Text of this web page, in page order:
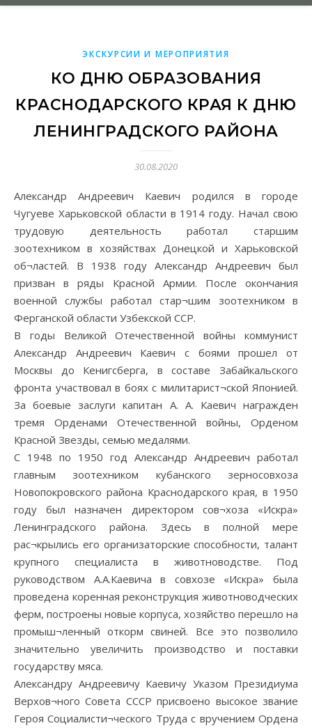
ЭКСКУРСИИ И МЕРОПРИЯТИЯ
КО ДНЮ ОБРАЗОВАНИЯ
КРАСНОДАРСКОГО КРАЯ К ДНЮ
ЛЕНИНГРАДСКОГО РАЙОНА
30.08.2020
Александр Андреевич Каевич родился в городе
Чугуеве Харьковской области в 1914 году. Начал свою
трудовую деятельность работал старшим
зоотехником в хозяйствах Донецкой и Харьковской
об¬ластей. В 1938 году Александр Андреевич был
призван в ряды Красной Армии. После окончания
военной службы работал стар¬шим зоотехником в
Ферганской области Узбекской ССР.
В годы Великой Отечественной войны коммунист
Александр Андреевич Каевич с боями прошел от
Москвы до Кенигсберга, в составе Забайкальского
фронта участвовал в боях с милитарист¬ской Японией.
За боевые заслуги капитан А. А. Каевич награжден
тремя Орденами Отечественной войны, Орденом
Красной Звезды, семью медалями.
С 1948 по 1950 год Александр Андреевич работал
главным зоотехником кубанского зерносовхоза
Новопокровского района Краснодарского края, в 1950
году был назначен директором сов¬хоза «Искра»
Ленинградского района. Здесь в полной мере
рас¬крылись его организаторские способности, талант
крупного специалиста в животноводстве. Под
руководством А.А.Каевича в совхозе «Искра» была
проведена коренная реконструкция животноводческих
ферм, построены новые корпуса, хозяйство перешло на
промыш¬ленный откорм свиней. Все это позволило
значительно увеличить производство и поставки
государству мяса.
Александру Андреевичу Каевичу Указом Президиума
Верхов¬ного Совета СССР присвоено высокое звание
Героя Социалисти¬ческого Труда с вручением Ордена